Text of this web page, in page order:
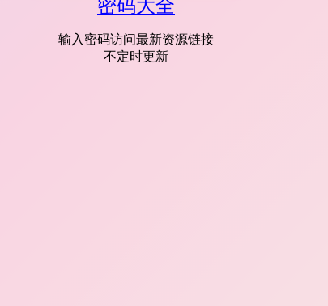
密码大全
输入密码访问最新资源链接
不定时更新